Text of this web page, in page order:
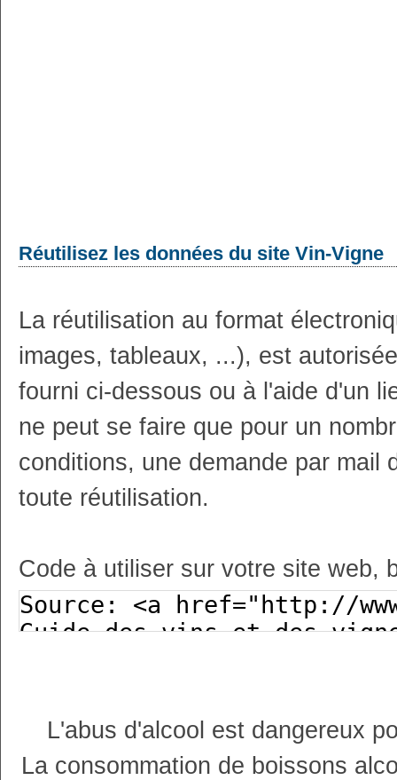
Réutilisez les données du site Vin-Vigne
La réutilisation au format
images, tableaux, ...), est
fourni ci-dessous ou à l'aide d'un
ne peut se faire que pour un
conditions, une demande par mail
toute réutilisation.
Code à utiliser sur votre site web,
L'abus d'alcool est dangereux
La consommation de boissons